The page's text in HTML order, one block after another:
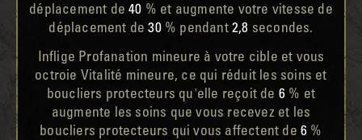
déplacement de40 % et augmente votre vitesse de
déplacement de30% pendant 2,8 secondes.
Inflige Profanation mineure à votre cible et vous
octroie Vitalité mineure, ce qui réduit les soins et
boucliers protecteurs qu'elle reçoit de 6 % et
augmente les soins que vous recevez et les
boucliers protecteurs qui vous affectent de6 %